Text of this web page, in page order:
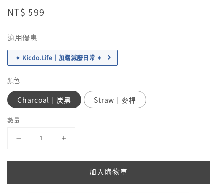
Regular
NT$ 599
適用優惠
✦ Kiddo.Life｜加購減廢日常 ✦
顏色
Charcoal｜炭黑 Straw｜麥桿
數量
加入購物車